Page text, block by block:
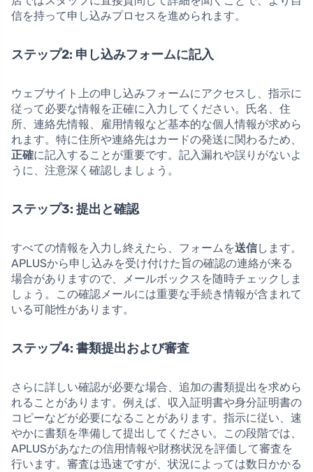
信を持って申し込みプロセスを進められます。
ステップ2: 申し込みフォームに記入
ウェブサイト上の申し込みフォームにアクセスし、指示に
従って必要な情報を正確に入力してください。氏名、住
所、連絡先情報、雇用情報など基本的な個人情報が求めら
れます。特に住所や連絡先はカードの発送に関わるため、
正確に記入することが重要です。記入漏れや誤りがないよ
うに、注意深く確認しましょう。
ステップ3: 提出と確認
すべての情報を入力し終えたら、フォームを送信します。
APLUSから申し込みを受け付けた旨の確認の連絡が来る
場合がありますので、メールボックスを随時チェックしま
しょう。この確認メールには重要な手続き情報が含まれて
いる可能性があります。
ステップ4: 書類提出および審査
さらに詳しい確認が必要な場合、追加の書類提出を求めら
れることがあります。例えば、収入証明書や身分証明書の
コピーなどが必要になることがあります。指示に従い、速
やかに書類を準備して提出してください。この段階では、
APLUSがあなたの信用情報や財務状況を評価して審査を
行います。審査は迅速ですが、状況によっては数日かかる